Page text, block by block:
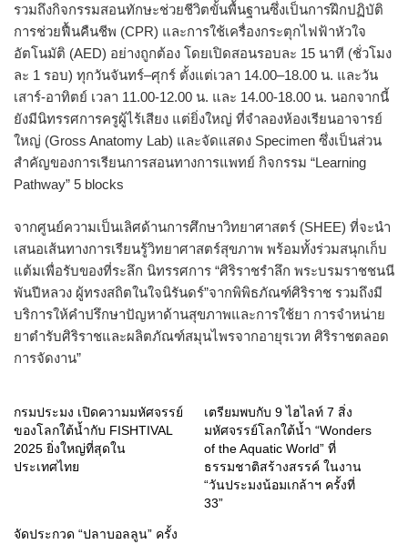
รวมถึงกิจกรรมสอนทักษะช่วยชีวิตขั้นพื้นฐานซึ่งเป็นการฝึกปฏิบัติ
การช่วยฟื้นคืนชีพ (CPR) และการใช้เครื่องกระตุกไฟฟ้าหัวใจ
อัตโนมัติ (AED) อย่างถูกต้อง โดยเปิดสอนรอบละ 15 นาที (ชั่วโมง
ละ 1 รอบ) ทุกวันจันทร์–ศุกร์ ตั้งแต่เวลา 14.00–18.00 น. และวัน
เสาร์-อาทิตย์ เวลา 11.00-12.00 น. และ 14.00-18.00 น. นอกจากนี้
ยังมีนิทรรศการครูผู้ไร้เสียง แต่ยิ่งใหญ่ ที่จำลองห้องเรียนอาจารย์
ใหญ่ (Gross Anatomy Lab) และจัดแสดง Specimen ซึ่งเป็นส่วน
สำคัญของการเรียนการสอนทางการแพทย์ กิจกรรม “Learning
Pathway” 5 blocks
จากศูนย์ความเป็นเลิศด้านการศึกษาวิทยาศาสตร์ (SHEE) ที่จะนำ
เสนอเส้นทางการเรียนรู้วิทยาศาสตร์สุขภาพ พร้อมทั้งร่วมสนุกเก็บ
แต้มเพื่อรับของที่ระลึก นิทรรศการ “ศิริราชรำลึก พระบรมราชชนนี
พันปีหลวง ผู้ทรงสถิตในใจนิรันดร์”จากพิพิธภัณฑ์ศิริราช รวมถึงมี
บริการให้คำปรึกษาปัญหาด้านสุขภาพและการใช้ยา การจำหน่าย
ยาตำรับศิริราชและผลิตภัณฑ์สมุนไพรจากอายุรเวท ศิริราชตลอด
การจัดงาน”
กรมประมง เปิดความมหัศจรรย์
ของโลกใต้น้ำกับ FISHTIVAL
2025 ยิ่งใหญ่ที่สุดใน
ประเทศไทย
เตรียมพบกับ 9 ไฮไลท์ 7 สิ่ง
มหัศจรรย์โลกใต้น้ำ “Wonders
of the Aquatic World” ที่
ธรรมชาติสร้างสรรค์ ในงาน
“วันประมงน้อมเกล้าฯ ครั้งที่
33”
จัดประกวด “ปลาบอลลูน” ครั้ง